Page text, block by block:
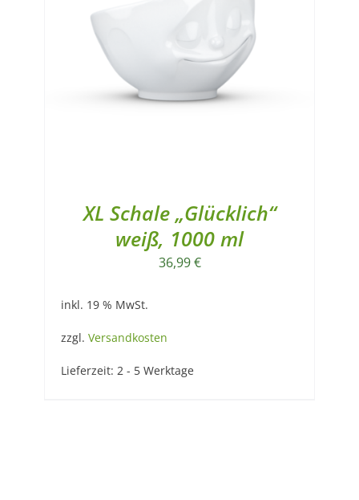
XL Schale „Glücklich“
weiß, 1000 ml
36,99€
inkl. 19 % MwSt.
zzgl. Versandkosten
Lieferzeit: 2 - 5 Werktage